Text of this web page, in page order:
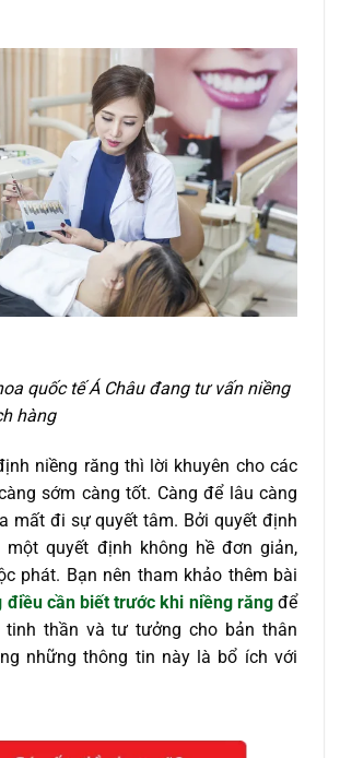
quốc tế Á Châu đang tư vấn niềng
hàng
niềng răng thì lời khuyên cho các
sớm càng tốt. Càng để lâu càng
mất đi sự quyết tâm. Bởi quyết định
một quyết định không hề đơn giản,
phát. Bạn nên tham khảo thêm bài
điều cần biết trước khi niềng răngđể
tinh thần và tư tưởng cho bản thân
những thông tin này là bổ ích với